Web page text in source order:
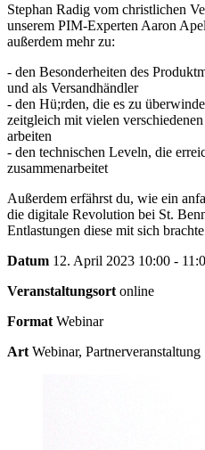
Stephan Radig vom christlichen
unserem PIM-Experten Aaron
außerdem mehr zu:
- den Besonderheiten des
und als Versandhändler
- den Hü;rden, die es zu
zeitgleich mit vielen
arbeiten
- den technischen Leveln, die
zusammenarbeitet
Außerdem erfährst du, wie ein
die digitale Revolution bei St.
Entlastungen diese mit sich
Datum 12. April 2023 10:00 -
Veranstaltungsort online
Format Webinar
Art Webinar, Partnerveranstaltung